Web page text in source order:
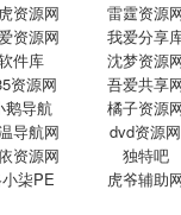
资源网 雷霆资源
资源网 我爱分享
件库 沈梦资源
资源网 吾爱共享
鹅导航 橘子资源
导航网 dvd资源网
资源网 独特吧
柒PE 虎爷辅助